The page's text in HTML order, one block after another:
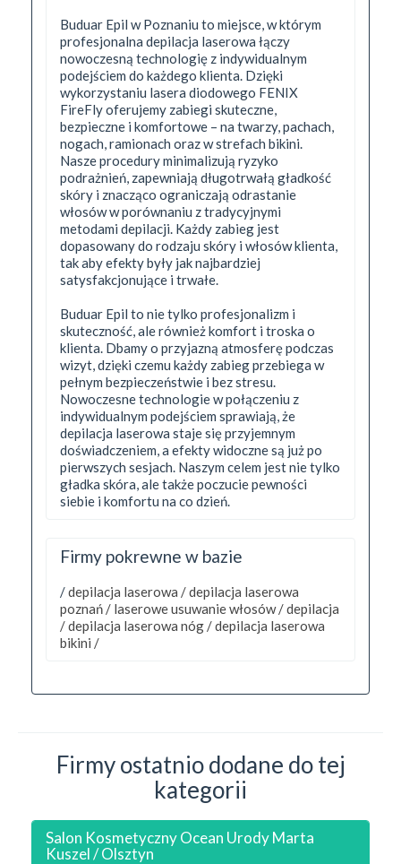
Buduar Epil w Poznaniu to miejsce, w którym
profesjonalna depilacja laserowa łączy
nowoczesną technologię z indywidualnym
podejściem do każdego klienta. Dzięki
wykorzystaniu lasera diodowego FENIX
FireFly oferujemy zabiegi skuteczne,
bezpieczne i komfortowe – na twarzy, pachach,
nogach, ramionach oraz w strefach bikini.
Nasze procedury minimalizują ryzyko
podrażnień, zapewniają długotrwałą gładkość
skóry i znacząco ograniczają odrastanie
włosów w porównaniu z tradycyjnymi
metodami depilacji. Każdy zabieg jest
dopasowany do rodzaju skóry i włosów klienta,
tak aby efekty były jak najbardziej
satysfakcjonujące i trwałe.
Buduar Epil to nie tylko profesjonalizm i
skuteczność, ale również komfort i troska o
klienta. Dbamy o przyjazną atmosferę podczas
wizyt, dzięki czemu każdy zabieg przebiega w
pełnym bezpieczeństwie i bez stresu.
Nowoczesne technologie w połączeniu z
indywidualnym podejściem sprawiają, że
depilacja laserowa staje się przyjemnym
doświadczeniem, a efekty widoczne są już po
pierwszych sesjach. Naszym celem jest nie tylko
gładka skóra, ale także poczucie pewności
siebie i komfortu na co dzień.
Firmy pokrewne w bazie
/depilacja laserowa /depilacja laserowa
poznań / laserowe usuwanie włosów /depilacja
/depilacja laserowa nóg /depilacja laserowa
bikini /
Firmy ostatnio dodane do tej
kategorii
Salon Kosmetyczny Ocean Urody Marta
Kuszel / Olsztyn